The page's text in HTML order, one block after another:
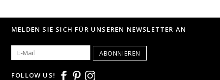
MELDEN SIE SICH FÜR UNSEREN NEWSLETTER AN
ABONNIEREN
FOLLOW US!